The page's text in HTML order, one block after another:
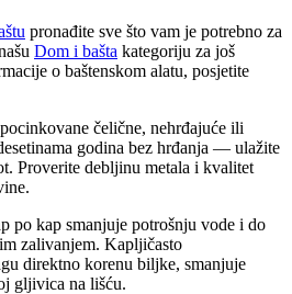
pronađite sve što vam je potrebno za
Dom i bašta kategoriju za još
o baštenskom alatu, posjetite
čelične, nehrđajuće ili
godina bez hrđanja — ulažite
Proverite debljinu metala i kvalitet
po kap smanjuje potrošnju vode i do
zalivanjem. Kapljičasto
direktno korenu biljke, smanjuje
gljivica na lišću.